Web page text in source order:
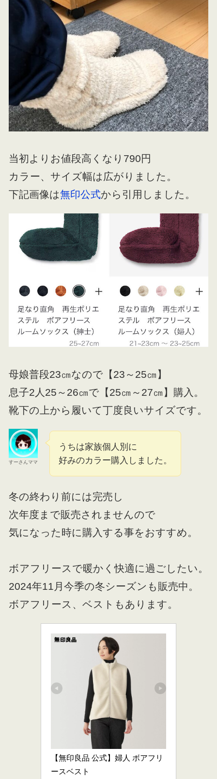
当初よりお値段高くなり790円
カラー、サイズ幅は広がりました。
下記画像は無印公式から引用しました。
母娘普段23㎝なので【23～25㎝】
息子2人25～26㎝で【25㎝～27㎝】購入。
靴下の上から履いて丁度良いサイズです。
すーさんママ
うちは家族個人別に
好みのカラー購入しました。
冬の終わり前には完売し
次年度まで販売されませんので
気になった時に購入する事をおすすめ。
ボアフリースで暖かく快適に過ごしたい。
2024年11月今季の冬シーズンも販売中。
ボアフリース、ベストもあります。
【無印良品 公式】婦人 ボアフリ
ースベスト